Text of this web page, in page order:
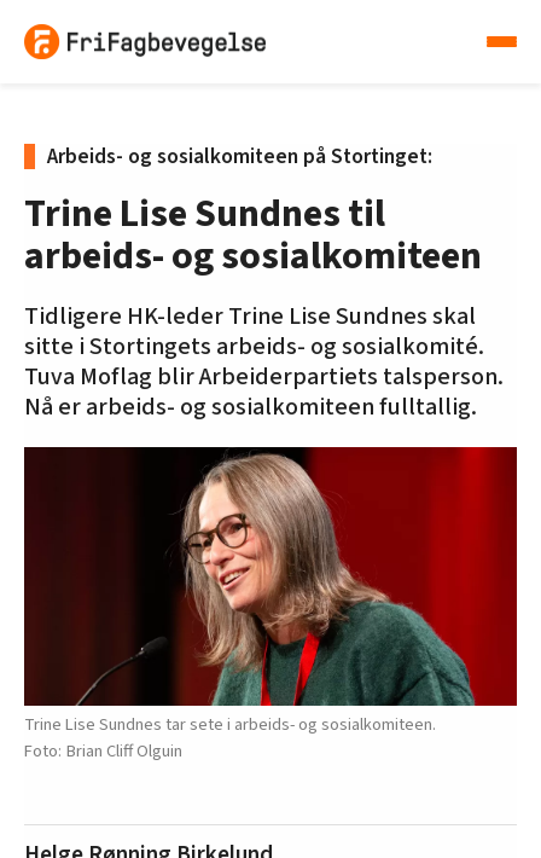
Arbeids- og sosialkomiteen på Stortinget:
Trine Lise Sundnes til
arbeids- og sosialkomiteen
Tidligere HK-leder Trine Lise Sundnes skal
sitte i Stortingets arbeids- og sosialkomité.
Tuva Moflag blir Arbeiderpartiets talsperson.
Nå er arbeids- og sosialkomiteen fulltallig.
Trine Lise Sundnes tar sete i arbeids- og sosialkomiteen.
Brian Cliff Olguin